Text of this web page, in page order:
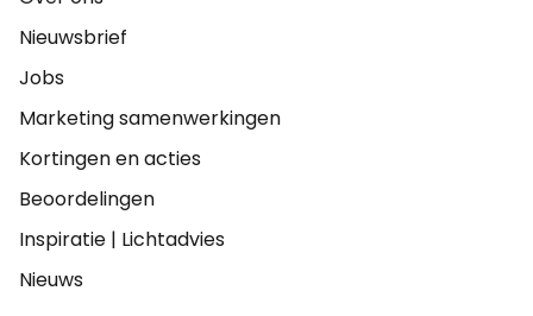
Nieuwsbrief
Jobs
Marketing samenwerkingen
Kortingen en acties
Beoordelingen
Inspiratie | Lichtadvies
Nieuws